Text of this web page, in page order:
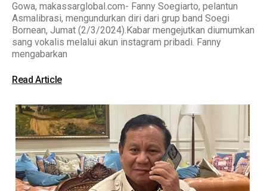
Gowa, makassarglobal.com- Fanny Soegiarto, pelantun
Asmalibrasi, mengundurkan diri dari grup band Soegi
Bornean, Jumat (2/3/2024).Kabar mengejutkan diumumkan
sang vokalis melalui akun instagram pribadi. Fanny
mengabarkan
Read Article